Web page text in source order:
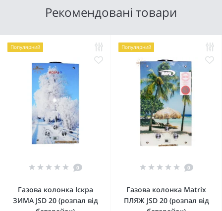
Рекомендовані товари
Популярний
0
Газова колонка Іскра
ЗИМА JSD 20 (розпал від
Популярний
0
Газова колонка Matrix
ПЛЯЖ JSD 20 (розпал від